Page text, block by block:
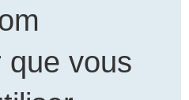
que vous